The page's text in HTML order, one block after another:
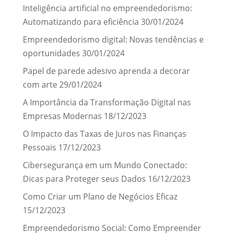
Inteligência artificial no empreendedorismo:
Automatizando para eficiência 30/01/2024
Empreendedorismo digital: Novas tendências e
oportunidades 30/01/2024
Papel de parede adesivo aprenda a decorar
com arte 29/01/2024
A Importância da Transformação Digital nas
Empresas Modernas 18/12/2023
O Impacto das Taxas de Juros nas Finanças
Pessoais 17/12/2023
Cibersegurança em um Mundo Conectado:
Dicas para Proteger seus Dados 16/12/2023
Como Criar um Plano de Negócios Eficaz
15/12/2023
Empreendedorismo Social: Como Empreender